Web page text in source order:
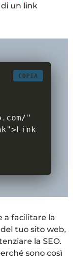
un link
COPIA
"
a facilitare la
tuo sito web,
la SEO.
sono così